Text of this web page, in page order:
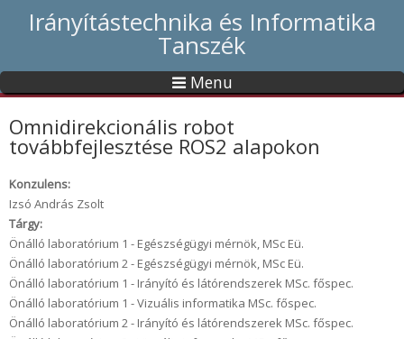
Irányítástechnika és Informatika
Tanszék
Menu
Omnidirekcionális robot
továbbfejlesztése ROS2 alapokon
Konzulens:
Izsó András Zsolt
Tárgy:
Önálló laboratórium 1 - Egészségügyi mérnök, MSc Eü.
Önálló laboratórium 2 - Egészségügyi mérnök, MSc Eü.
Önálló laboratórium 1 - Irányító és látórendszerek MSc. főspec.
Önálló laboratórium 1 - Vizuális informatika MSc. főspec.
Önálló laboratórium 2 - Irányító és látórendszerek MSc. főspec.